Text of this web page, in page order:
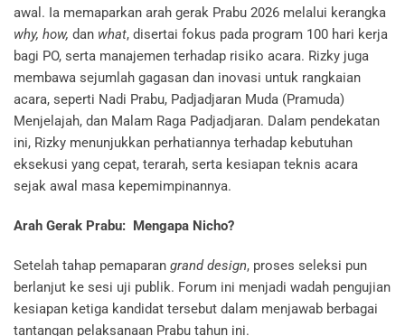
awal. Ia memaparkan arah gerak Prabu 2026 melalui kerangka
why, how, dan what, disertai fokus pada program 100 hari kerja
bagi PO, serta manajemen terhadap risiko acara. Rizky juga
membawa sejumlah gagasan dan inovasi untuk rangkaian
acara, seperti Nadi Prabu, Padjadjaran Muda (Pramuda)
Menjelajah, dan Malam Raga Padjadjaran. Dalam pendekatan
ini, Rizky menunjukkan perhatiannya terhadap kebutuhan
eksekusi yang cepat, terarah, serta kesiapan teknis acara
sejak awal masa kepemimpinannya.
Arah Gerak Prabu: Mengapa Nicho?
Setelah tahap pemaparan grand design, proses seleksi pun
berlanjut ke sesi uji publik. Forum ini menjadi wadah pengujian
kesiapan ketiga kandidat tersebut dalam menjawab berbagai
tantangan pelaksanaan Prabu tahun ini.